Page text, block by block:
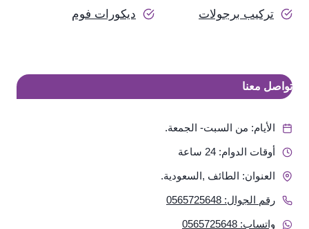
تركيب برجولات
ديكورات فوم
تواصل معنا
الأيام: من السبت- الجمعة.
أوقات الدوام: 24 ساعة
العنوان: الطائف ,السعودية.
رقم الجوال: 0565725648
واتساب: 0565725648